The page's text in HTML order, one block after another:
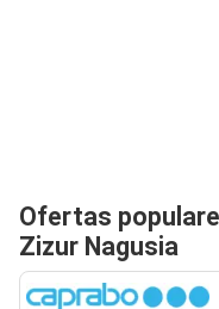
Ofertas
Zizur Nagusia